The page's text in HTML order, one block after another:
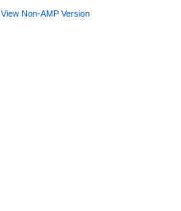
View Non-AMP Version